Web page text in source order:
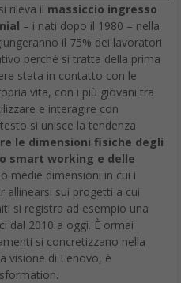
rileva il massiccio ingresso
– i nati dopo il 1980 – nella
il 75% dei lavoratori
perché si tratta della prima
stata in contatto con le
vita, con i più giovani tra
e interagire con
si unisce la tendenza
le dimensioni fisiche degli
smart working e delle
medie dimensioni in cui i
allinearsi sui progetti a cui
si registra ad esempio una
dal 2010 a oggi. È ormai
si concretizzano nella
visione di Lenovo, è